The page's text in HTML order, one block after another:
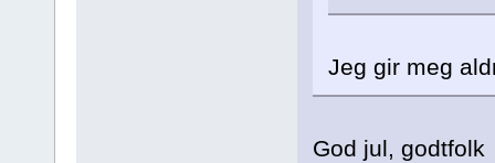
Jeg gir meg
God jul, godtfolk